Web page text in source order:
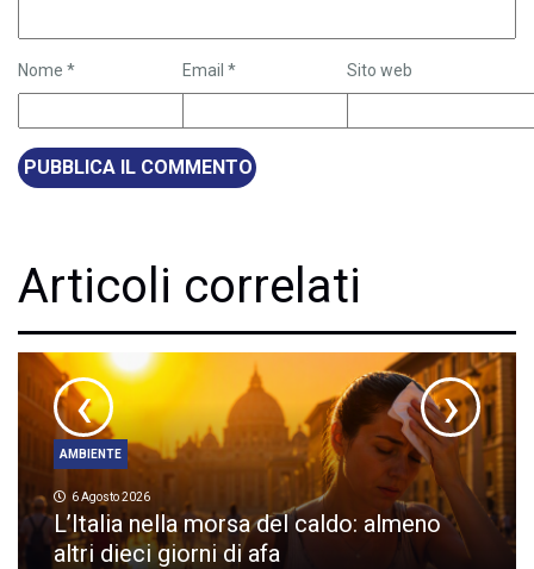
Nome * Email * Sito web
Articoli correlati
AMBIENTE
6 Agosto 2026
L’Italia nella morsa del caldo: almeno
altri dieci giorni di afa
‹ ›